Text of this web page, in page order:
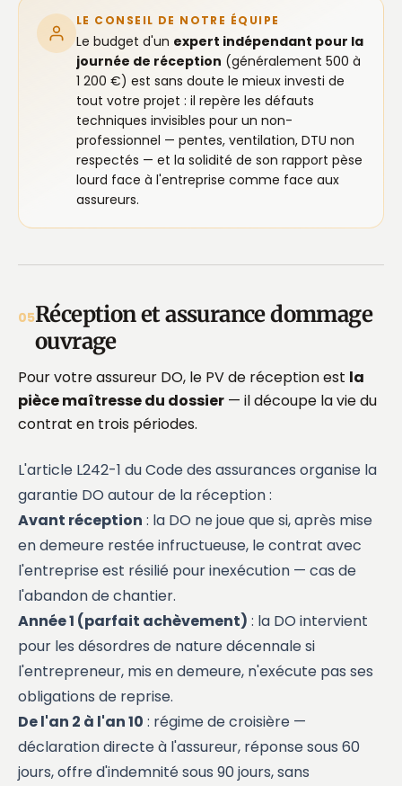
LE CONSEIL DE NOTRE ÉQUIPE
Le budget d'un expert indépendant pour la
journée de réception (généralement 500 à
1 200 €) est sans doute le mieux investi de
tout votre projet : il repère les défauts
techniques invisibles pour un non-
professionnel — pentes, ventilation, DTU non
respectés — et la solidité de son rapport pèse
lourd face à l'entreprise comme face aux
assureurs.
05Réception et assurance dommage
ouvrage
Pour votre assureur DO, le PV de réception est la
pièce maîtresse du dossier — il découpe la vie du
contrat en trois périodes.
L'article L242-1 du Code des assurances organise la
garantie DO autour de la réception :
Avant réception : la DO ne joue que si, après mise
en demeure restée infructueuse, le contrat avec
l'entreprise est résilié pour inexécution — cas de
l'abandon de chantier.
Année 1 (parfait achèvement) : la DO intervient
pour les désordres de nature décennale si
l'entrepreneur, mis en demeure, n'exécute pas ses
obligations de reprise.
De l'an 2 à l'an 10 : régime de croisière —
déclaration directe à l'assureur, réponse sous 60
jours, offre d'indemnité sous 90 jours, sans